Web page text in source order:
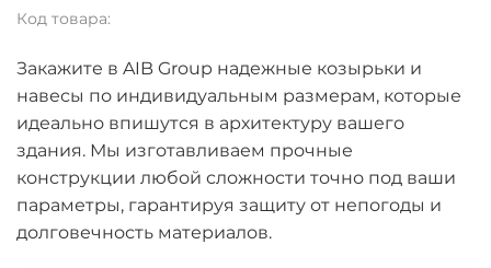
Код товара:
Закажите в AIB Group надежные козырьки и
навесы по индивидуальным размерам, которые
идеально впишутся в архитектуру вашего
здания. Мы изготавливаем прочные
конструкции любой сложности точно под ваши
параметры, гарантируя защиту от непогоды и
долговечность материалов.